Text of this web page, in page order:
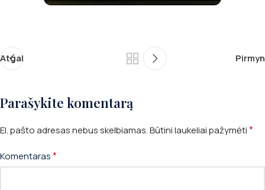
Atgal Pirmyn
Parašykite komentarą
El. pašto adresas nebus skelbiamas.Būtini laukeliai pažymėti*
Komentaras*